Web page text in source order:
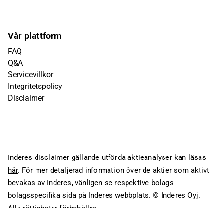
Vår plattform
FAQ
Q&A
Servicevillkor
Integritetspolicy
Disclaimer
Inderes disclaimer gällande utförda aktieanalyser kan läsas
här. För mer detaljerad information över de aktier som aktivt
bevakas av Inderes, vänligen se respektive bolags
bolagsspecifika sida på Inderes webbplats. © Inderes Oyj.
Alla rättigheter förbehållna.